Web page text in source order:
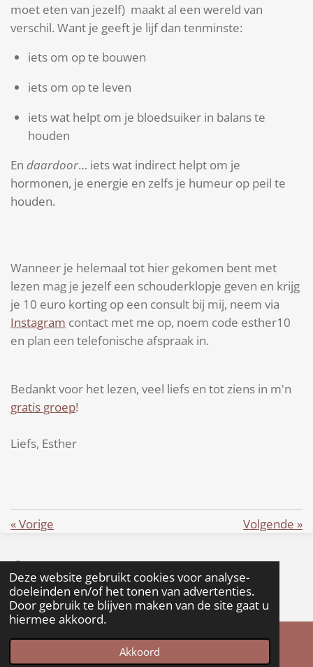
Deze website gebruikt cookies voor analyse-
doeleinden en/of het tonen van advertenties.
Door gebruik te blijven maken van de site gaat u
hiermee akkoord.
Akkoord
moet eten van jezelf) maakt al een wereld van
verschil. Want je geeft je lijf dan tenminste:
iets om op te bouwen
iets om op te leven
iets wat helpt om je bloedsuiker in balans te
houden
En daardoor… iets wat indirect helpt om je
hormonen, je energie en zelfs je humeur op peil te
houden.
Wanneer je helemaal tot hier gekomen bent met
lezen mag je jezelf een schouderklopje geven en krijg
je 10 euro korting op een consult bij mij, neem via
Instagram contact met me op, noem code esther10
en plan een telefonische afspraak in.
Bedankt voor het lezen, veel liefs en tot ziens in m'n
gratis groep!
Liefs, Esther
«Vorige Volgende »
© 2022 - 2026 Heal Thy Self
Powered byJouwWeb
Instagram